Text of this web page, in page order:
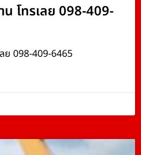
น โทรเลย 098-409-
ย 098-409-6465